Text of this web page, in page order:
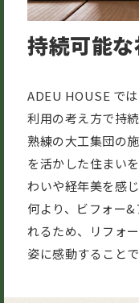
持続可能
ADEU HOUSE で
利用の考え方で持
熟練の大工集団の
を活かした住まい
わいや経年美を感
何より、ビフォー
れるため、リフォ
姿に感動することで